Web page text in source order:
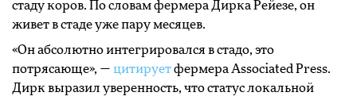
стаду коров. По словам фермера Дирка Рейезе, он
живет в стаде уже пару месяцев.
«Он абсолютно интегрировался в стадо, это
потрясающе», — цитируетфермера Associated Press.
Дирк выразил уверенность, что статус локальной